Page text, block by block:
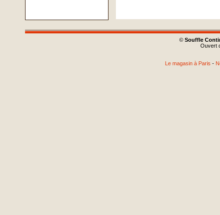
© Souffle
Ouvert
Le magasin à Paris -